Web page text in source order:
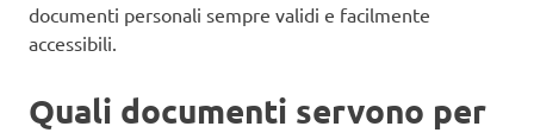
documenti personali sempre validi e facilmente
accessibili.
Quali documenti servono per